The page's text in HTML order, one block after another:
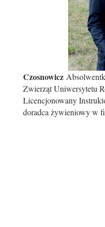
Czosnowicz
Zwierząt Uniwersytetu
Licencjonowany
doradca żywieniowy w